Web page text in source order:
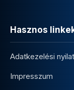
Hasznos
Adatkezelési
Impresszum